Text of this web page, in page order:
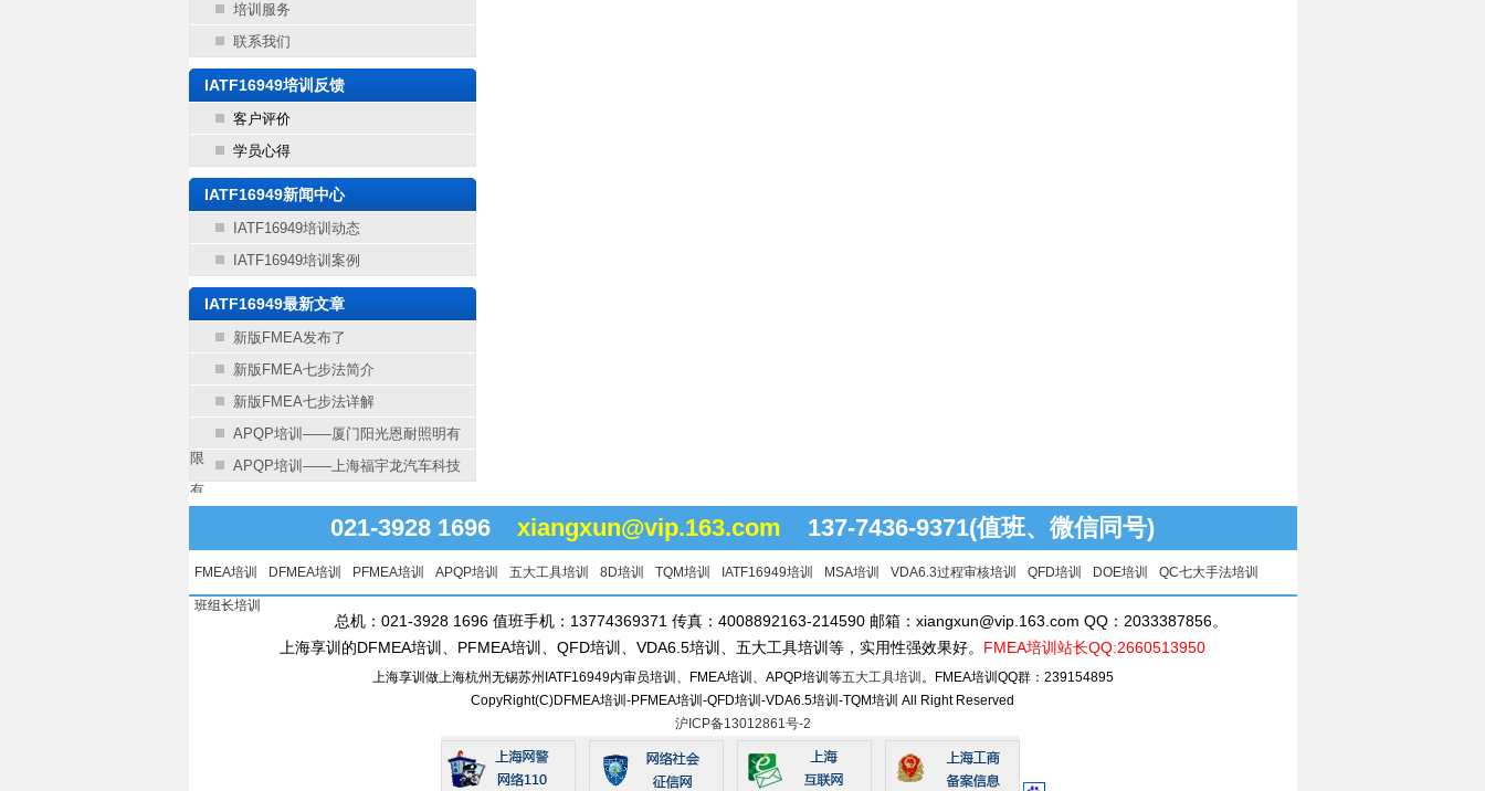
培训服务
联系我们
IATF16949培训反馈
客户评价
学员心得
IATF16949新闻中心
IATF16949培训动态
IATF16949培训案例
IATF16949最新文章
新版FMEA发布了
新版FMEA七步法简介
新版FMEA七步法详解
APQP培训——厦门阳光恩耐照明有
限
APQP培训——上海福宇龙汽车科技
有
021-3928 1696 xiangxun@vip.163.com 137-7436-9371(值班、微信同号)
FMEA培训 DFMEA培训 PFMEA培训 APQP培训 五大工具培训 8D培训 TQM培训 IATF16949培训 MSA培训 VDA6.3过程审核培训 QFD培训 DOE培训 QC七大手法培训
班组长培训
总机：021-3928 1696 值班手机：13774369371 传真：4008892163-214590 邮箱：xiangxun@vip.163.com QQ：2033387856。
上海享训的DFMEA培训、PFMEA培训、QFD培训、VDA6.5培训、五大工具培训等，实用性强效果好。 FMEA培训站长QQ:2660513950
上海享训做上海杭州无锡苏州IATF16949内审员培训、FMEA培训、APQP培训等五大工具培训 。FMEA培训QQ群：239154895
CopyRight(C)DFMEA培训-PFMEA培训-QFD培训-VDA6.5培训-TQM培训 All Right Reserved
沪ICP备13012861号-2